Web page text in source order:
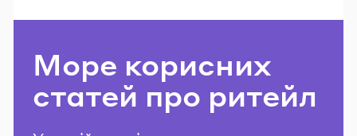
Море корисних
статей про ритейл